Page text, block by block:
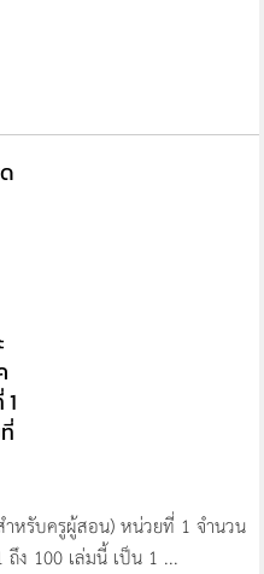
ำหรับครูผู้สอน) หน่วยที่ 1 จำนวน
ง 100 เล่มนี้ เป็น 1 ...